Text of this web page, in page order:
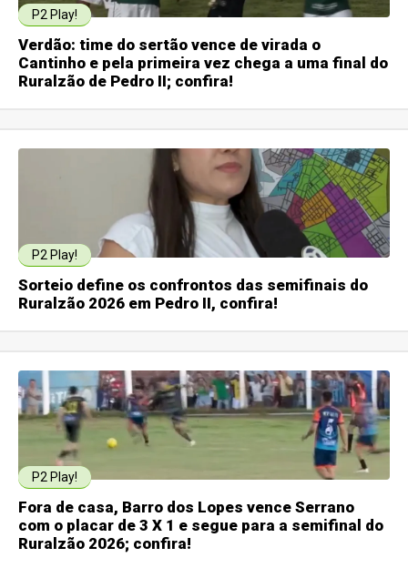
P2 Play!
Verdão: time do sertão vence de virada o
Cantinho e pela primeira vez chega a uma final do
Ruralzão de Pedro II; confira!
P2 Play!
Sorteio define os confrontos das semifinais do
Ruralzão 2026 em Pedro II, confira!
P2 Play!
Fora de casa, Barro dos Lopes vence Serrano
com o placar de 3 X 1 e segue para a semifinal do
Ruralzão 2026; confira!